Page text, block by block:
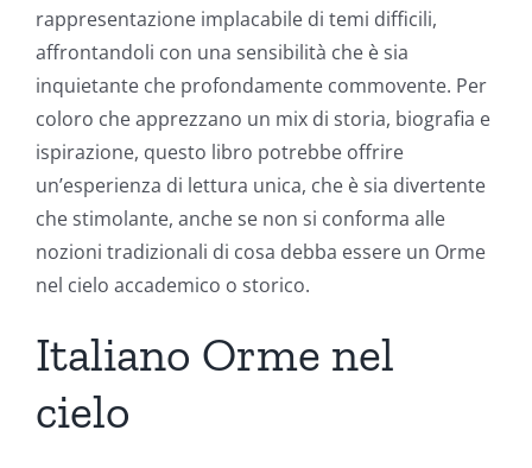
rappresentazione implacabile di temi difficili,
affrontandoli con una sensibilità che è sia
inquietante che profondamente commovente. Per
coloro che apprezzano un mix di storia, biografia e
ispirazione, questo libro potrebbe offrire
un’esperienza di lettura unica, che è sia divertente
che stimolante, anche se non si conforma alle
nozioni tradizionali di cosa debba essere un Orme
nel cielo accademico o storico.
Italiano Orme nel
cielo